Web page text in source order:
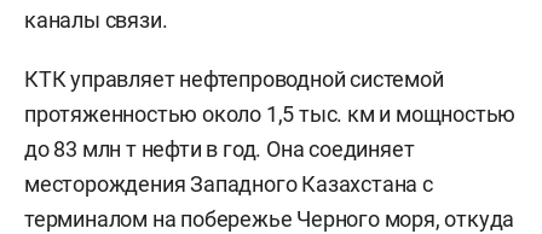
каналы связи.
КТК управляет нефтепроводной системой
протяженностью около 1,5 тыс. км и мощностью
до 83 млн т нефти в год. Она соединяет
месторождения Западного Казахстана с
терминалом на побережье Черного моря, откуда